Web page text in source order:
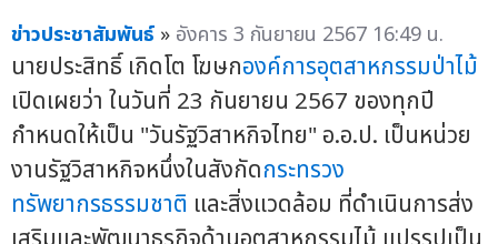
ข่าวประชาสัมพันธ์ » อังคาร 3 กันยายน 2567 16:49 น.
นายประสิทธิ์ เกิดโต โฆษกองค์การอุตสาหกรรมป่าไม้
เปิดเผยว่า ในวันที่ 23 กันยายน 2567 ของทุกปี
กำหนดให้เป็น "วันรัฐวิสาหกิจไทย" อ.อ.ป. เป็นหน่วย
งานรัฐวิสาหกิจหนึ่งในสังกัดกระทรวง
ทรัพยากรธรรมชาติ และสิ่งแวดล้อม ที่ดำเนินการส่ง